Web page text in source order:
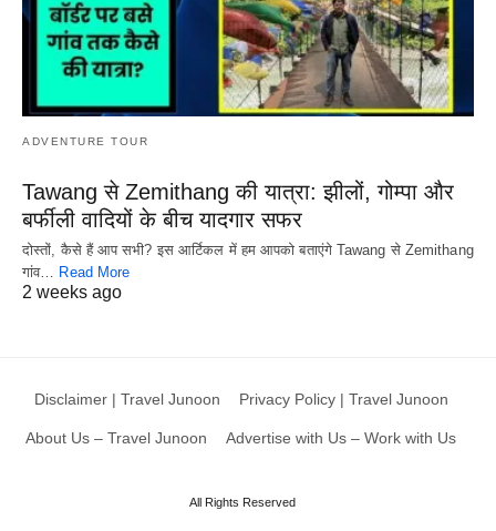
ADVENTURE TOUR
Tawang से Zemithang की यात्रा: झीलों, गोम्पा और
बर्फीली वादियों के बीच यादगार सफर
दोस्तों, कैसे हैं आप सभी? इस आर्टिकल में हम आपको बताएंगे Tawang से Zemithang
गांव…
Read More
2 weeks ago
Disclaimer | Travel Junoon Privacy Policy | Travel Junoon
About Us – Travel Junoon Advertise with Us – Work with Us
All Rights Reserved